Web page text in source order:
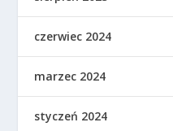
czerwiec 2024
marzec 2024
styczeń 2024